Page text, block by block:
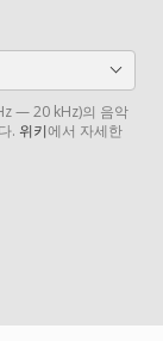
— 20 kHz)의 음악
. 위키에서 자세한